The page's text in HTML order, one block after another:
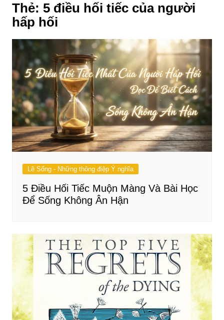
Thẻ: 5 điều hối tiếc của người
hấp hối
Lẽ Sống - Những thông điệp Ý nghĩa
5 Điều Hối Tiếc Muộn Màng Và Bài Học
Để Sống Không Ân Hận